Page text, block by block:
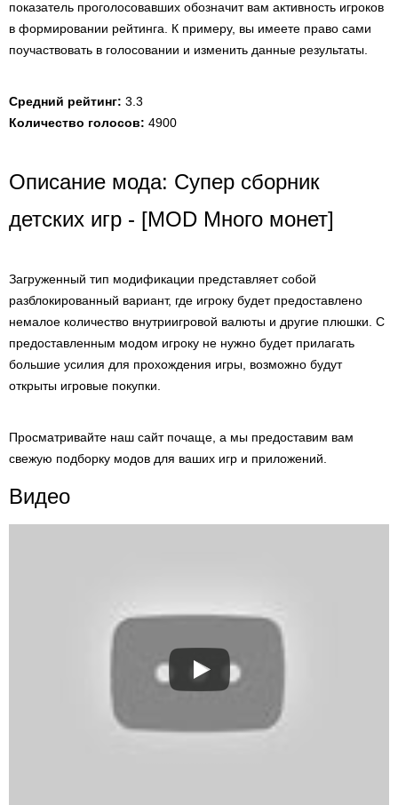
показатель проголосовавших обозначит вам активность игроков
в формировании рейтинга. К примеру, вы имеете право сами
поучаствовать в голосовании и изменить данные результаты.
Средний рейтинг: 3.3
Количество голосов: 4900
Описание мода: Супер сборник
детских игр - [MOD Много монет]
Загруженный тип модификации представляет собой
разблокированный вариант, где игроку будет предоставлено
немалое количество внутриигровой валюты и другие плюшки. С
предоставленным модом игроку не нужно будет прилагать
большие усилия для прохождения игры, возможно будут
открыты игровые покупки.
Просматривайте наш сайт почаще, а мы предоставим вам
свежую подборку модов для ваших игр и приложений.
Видео